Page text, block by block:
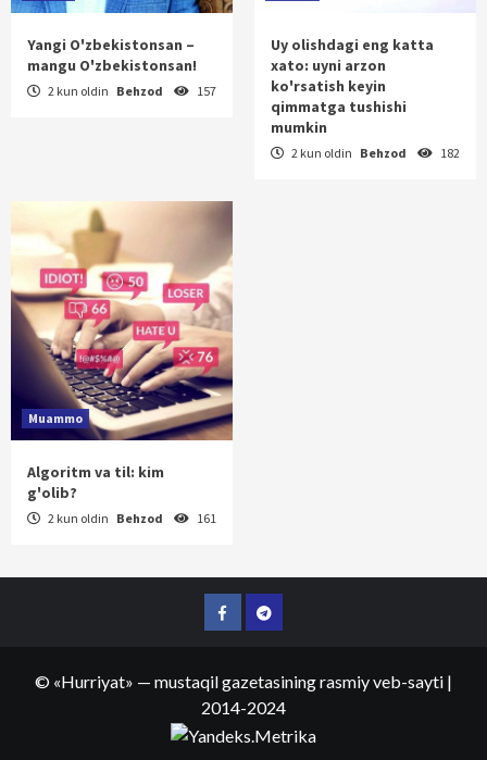
Yangi O'zbekistonsan –
mangu O'zbekistonsan!
2 kun oldin Behzod 157
Uy olishdagi eng katta
xato: uyni arzon
ko'rsatish keyin
qimmatga tushishi
mumkin
2 kun oldin Behzod 182
Muammo
Algoritm va til: kim
g'olib?
2 kun oldin Behzod 161
FacebookTelegram
© «Hurriyat» — mustaqil gazetasining rasmiy veb-sayti |
2014-2024